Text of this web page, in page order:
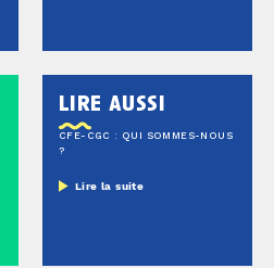
lire aussi
CFE-CGC : QUI SOMMES-NOUS
?
Lire la suite